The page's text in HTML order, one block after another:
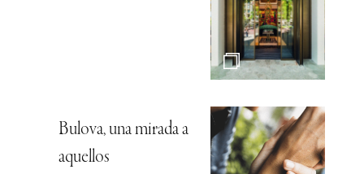
Bulova, una mirada a
aquellos